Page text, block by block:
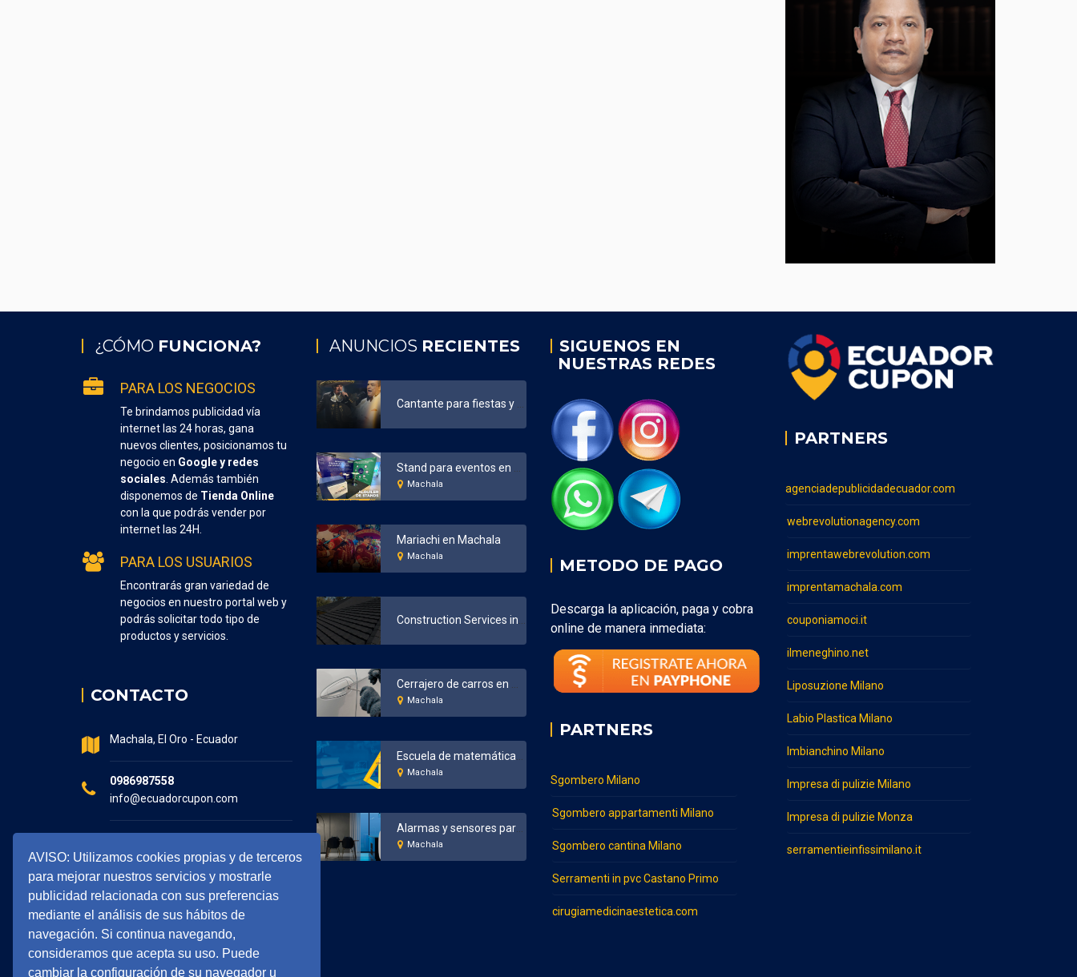
AVISO: Utilizamos cookies propias y de terceros
para mejorar nuestros servicios y mostrarle
publicidad relacionada con sus preferencias
mediante el análisis de sus hábitos de
navegación. Si continua navegando,
consideramos que acepta su uso. Puede
cambiar la configuración de su navegador u
¿CÓMO FUNCIONA?
PARA LOS NEGOCIOS
Te brindamos publicidad vía
internet las 24 horas, gana
nuevos clientes, posicionamos tu
negocio en Google y redes
sociales . Además también
disponemos de Tienda Online
con la que podrás vender por
internet las 24H.
PARA LOS USUARIOS
Encontrarás gran variedad de
negocios en nuestro portal web y
podrás solicitar todo tipo de
productos y servicios.
CONTACTO
Machala, El Oro - Ecuador
0986987558
info@ecuadorcupon.com
7:30 - 17:00
ANUNCIOS RECIENTES
Machala
Mariachi en Machala
Machala
Machala
Machala
Alarmas y sensores para el hogar y negocios en Machala
Machala
SIGUENOS EN
NUESTRAS REDES
METODO DE PAGO
Descarga la aplicación, paga y cobra
online de manera inmediata:
PARTNERS
Sgombero Milano
Sgombero appartamenti Milano
Sgombero cantina Milano
Serramenti in pvc Castano Primo
cirugiamedicinaestetica.com
PARTNERS
agenciadepublicidadecuador.com
webrevolutionagency.com
imprentawebrevolution.com
imprentamachala.com
couponiamoci.it
ilmeneghino.net
Liposuzione Milano
Labio Plastica Milano
Imbianchino Milano
Impresa di pulizie Milano
Impresa di pulizie Monza
serramentieinfissimilano.it